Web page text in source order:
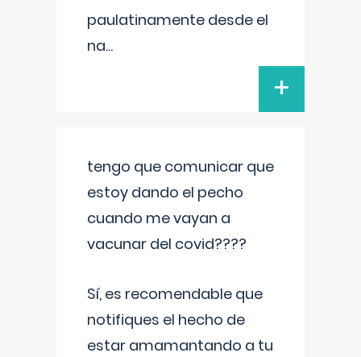
paulatinamente desde el
na...
+
tengo que comunicar que
estoy dando el pecho
cuando me vayan a
vacunar del covid????
Sí, es recomendable que
notifiques el hecho de
estar amamantando a tu